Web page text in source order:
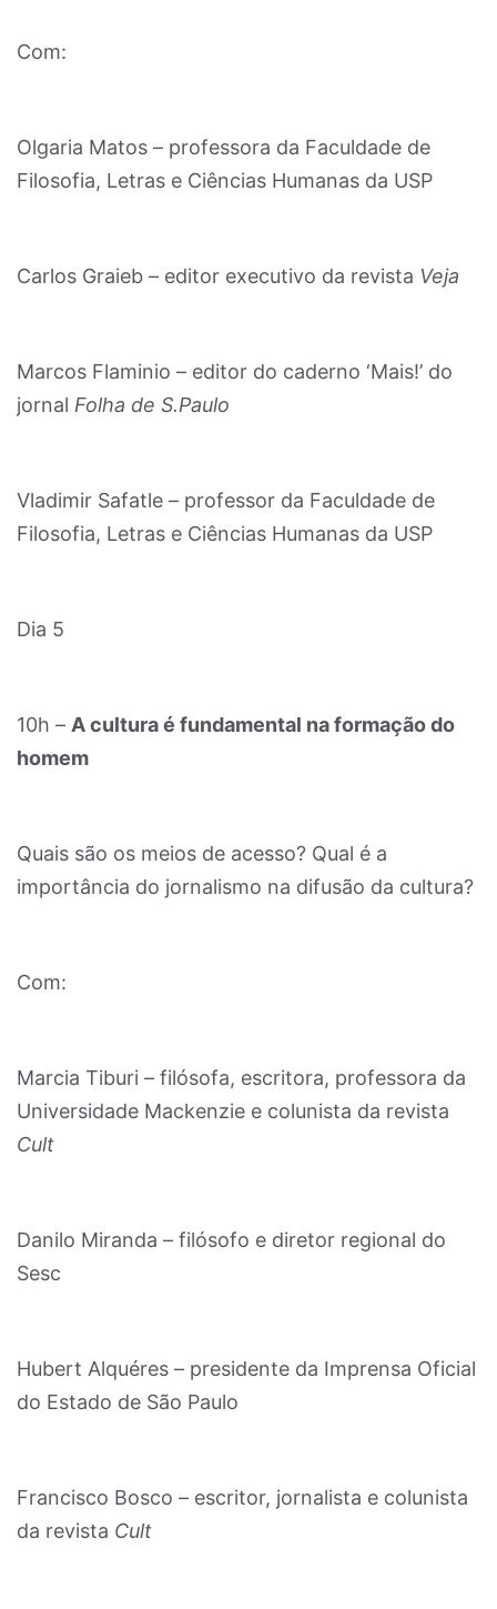
Com:
Olgaria Matos – professora da Faculdade de
Filosofia, Letras e Ciências Humanas da USP
Carlos Graieb – editor executivo da revista Veja
Marcos Flaminio – editor do caderno ‘Mais!’ do
jornal Folha de S.Paulo
Vladimir Safatle – professor da Faculdade de
Filosofia, Letras e Ciências Humanas da USP
Dia 5
10h – A cultura é fundamental na formação do
homem
Quais são os meios de acesso? Qual é a
importância do jornalismo na difusão da cultura?
Com:
Marcia Tiburi – filósofa, escritora, professora da
Universidade Mackenzie e colunista da revista
Cult
Danilo Miranda – filósofo e diretor regional do
Sesc
Hubert Alquéres – presidente da Imprensa Oficial
do Estado de São Paulo
Francisco Bosco – escritor, jornalista e colunista
da revista Cult